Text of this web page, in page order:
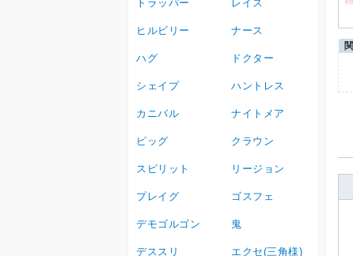
トラッパー レイス
ヒルビリー ナース
ハグ ドクター
シェイプ ハントレス
カニバル ナイトメア
ピッグ クラウン
スピリット リージョン
プレイグ ゴスフェ
デモゴルゴン 鬼
デススリ エクセ(三角様)